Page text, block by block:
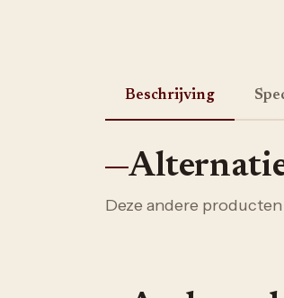
Beschrijving
Deze andere